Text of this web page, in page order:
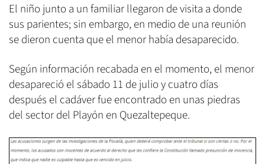
El niño junto a un familiar llegaron de visita a donde
sus parientes; sin embargo, en medio de una reunión
se dieron cuenta que el menor había desaparecido.
Según información recabada en el momento, el menor
desapareció el sábado 11 de julio y cuatro días
después el cadáver fue encontrado en unas piedras
del sector del Playón en Quezaltepeque.